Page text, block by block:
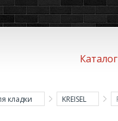
Каталог
кладки KREISEL